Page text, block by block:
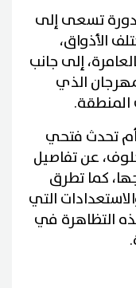
تسعى إلى
الأذواق،
إلى جانب
الذي
المنطقة.
تحدث فتحي
عن تفاصيل
كما تطرق
التي
التظاهرة في